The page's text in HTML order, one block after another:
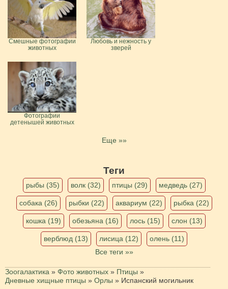
Смешные фотографии
животных
Любовь и нежность у
зверей
Фотографии
детенышей животных
Еще »»
Теги
рыбы (35) волк (32) птицы (29) медведь (27)
собака (26) рыбки (22) аквариум (22) рыбка (22)
кошка (19) обезьяна (16) лось (15) слон (13)
верблюд (13) лисица (12)
олень (11)
Все теги »»
Зоогалактика » Фото животных » Птицы »
Дневные хищные птицы » Орлы » Испанский могильник